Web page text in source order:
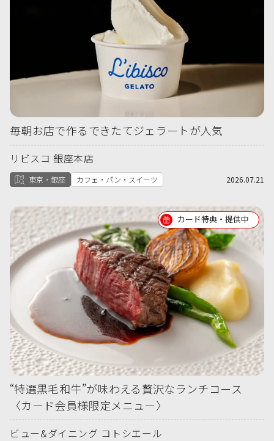
毎朝お店で作るできたてジェラートが人気
リビスコ 銀座本店
東京・銀座 カフェ・パン・スイーツ 2026.07.21
カード特典・提供中
“特選黒毛和牛”が味わえる贅沢なランチコース
〈カード会員様限定メニュー〉
ビュー&ダイニング コトシエール